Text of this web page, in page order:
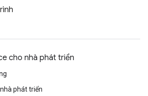
cho nhà phát triển
phát triển